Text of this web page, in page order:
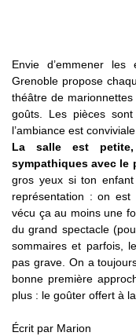
Envie d’emmener
Grenoble propose
théâtre de
goûts. Les pièces
l’ambiance est
La salle est
sympathiques avec le
gros yeux si ton
représentation : on
vécu ça au moins une
du grand spectacle
sommaires et parfois,
pas grave. On a
bonne première
plus : le goûter offert à
Écrit par Marion